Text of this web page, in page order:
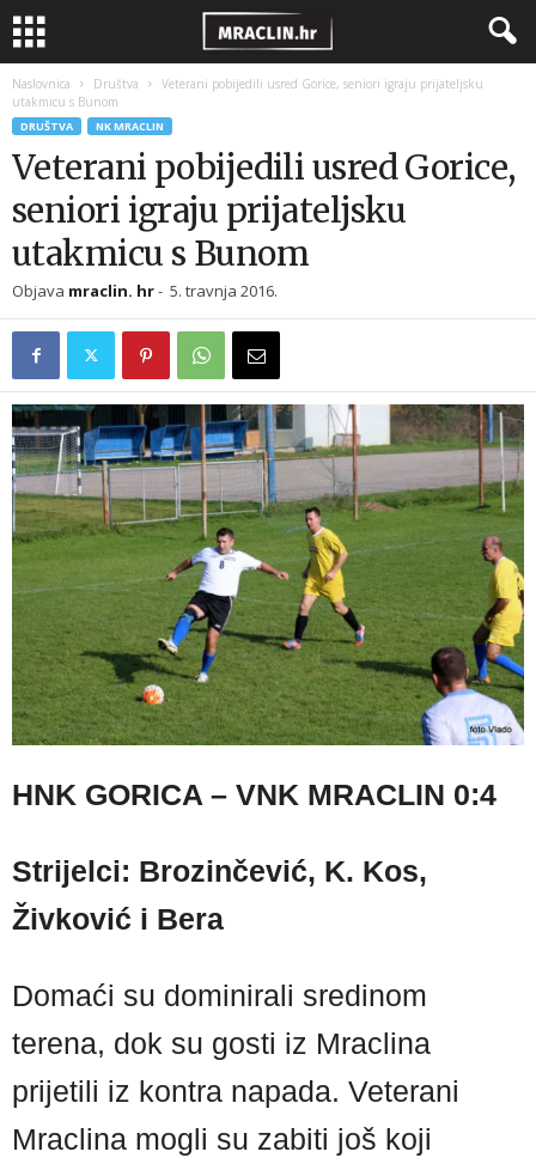
Naslovnica Društva
Veterani pobijedili usred Gorice, seniori igraju prijateljsku
utakmicu s Bunom
DRUŠTVA NK MRACLIN
Veterani pobijedili usred Gorice,
seniori igraju prijateljsku
utakmicu s Bunom
Objava mraclin. hr- 5. travnja 2016.
HNK GORICA – VNK MRACLIN 0:4
Strijelci: Brozinčević, K. Kos,
Živković i Bera
Domaći su dominirali sredinom
terena, dok su gosti iz Mraclina
prijetili iz kontra napada. Veterani
Mraclina mogli su zabiti još koji